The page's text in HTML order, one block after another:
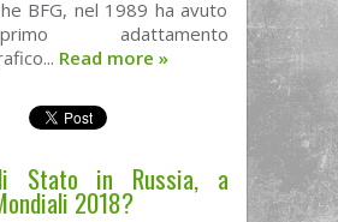
BFG, nel 1989 ha avuto
adattamento
Read more »
Stato in Russia, a
2018?